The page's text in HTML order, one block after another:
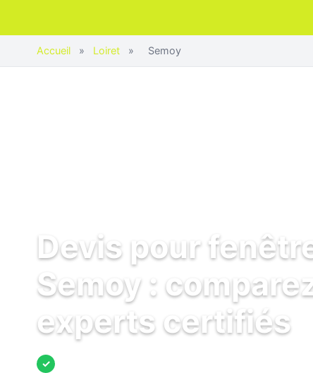
Accueil » Loiret » Semoy
Devis pour
Semoy :
experts certifiés
✓